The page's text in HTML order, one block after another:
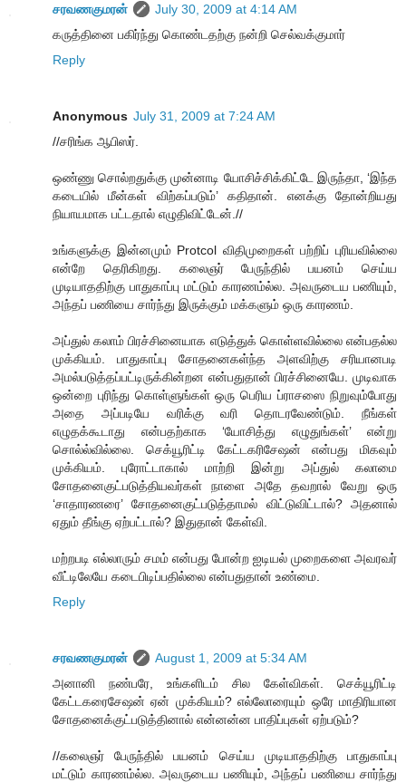
சரவணகுமரன்
July 30, 2009 at 4:14 AM
கருத்தினை பகிர்ந்து கொண்டதற்கு நன்றி செல்வக்குமார்
Reply
Anonymous July 31, 2009 at 7:24 AM
//சரிங்க ஆபிஸர்.
ஒண்ணு சொல்றதுக்கு முன்னாடி யோசிச்சிக்கிட்டே இருந்தா, ‘இந்த
கடையில் மீன்கள் விற்கப்படும்’ கதிதான். எனக்கு தோன்றியது
நியாயமாக பட்டதால் எழுதிவிட்டேன்.//
உங்களுக்கு இன்னமும் Protcol விதிமுறைகள் பற்றிப் புரியவில்லை
என்றே தெரிகிறது. கலைஞர் பேருந்தில் பயனம் செய்ய
முடியாததிற்கு பாதுகாப்பு மட்டும் காரணம்ல்ல. அவருடைய பணியும்,
அந்தப் பணியை சார்ந்து இருக்கும் மக்களும் ஒரு காரணம்.
அப்துல் கலாம் பிரச்சினையாக எடுத்துக் கொள்ளவில்லை என்பதல்ல
முக்கியம். பாதுகாப்பு சோதனைகள்ந்த அளவிற்கு சரியானபடி
அமல்படுத்தப்பட்டிருக்கின்றன என்பதுதான் பிரச்சினையே. முடிவாக
ஒன்றை புரிந்து கொள்ளுங்கள் ஒரு பெரிய ப்ராசஸை நிறுவும்போது
அதை அப்படியே வரிக்கு வரி தொடரவேண்டும். நீங்கள்
எழுதக்கூடாது என்பதற்காக ‘யோசித்து எழுதுங்கள்’ என்று
சொல்ல்வில்லை. செக்யூரிட்டி கேட்டகரிசேஷன் என்பது மிகவும்
முக்கியம். புரோட்டாகால் மாற்றி இன்று அப்துல் கலாமை
சோதனைகுட்படுத்தியவர்கள் நாளை அதே தவறால் வேறு ஒரு
‘சாதாரணரை’ சோதனைகுட்படுத்தாமல் விட்டுவிட்டால்? அதனால்
ஏதும் தீங்கு ஏற்பட்டால்? இதுதான் கேள்வி.
மற்றபடி எல்லாரும் சமம் என்பது போன்ற ஐடியல் முறைகளை அவரவர்
வீட்டிலேயே கடைபிடிப்பதில்லை என்பதுதான் உண்மை.
Reply
சரவணகுமரன்
August 1, 2009 at 5:34 AM
அனானி நண்பரே, உங்களிடம் சில கேள்விகள். செக்யூரிட்டி
கேட்டகரைசேஷன் ஏன் முக்கியம்? எல்லோரையும் ஒரே மாதிரியான
சோதனைக்குட்படுத்தினால் என்னன்ன பாதிப்புகள் ஏற்படும்?
//கலைஞர் பேருந்தில் பயனம் செய்ய முடியாததிற்கு பாதுகாப்பு
மட்டும் காரணம்ல்ல. அவருடைய பணியும், அந்தப் பணியை சார்ந்து